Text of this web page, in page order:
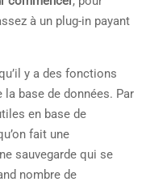
à un plug-in payant
y a des fonctions
base de données. Par
en base de
fait une
sauvegarde qui se
nombre de